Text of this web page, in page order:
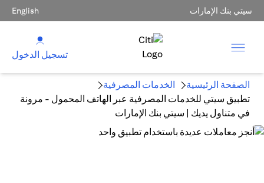
سيتي بنك الإمارات English
تسجيل الدخول
الصفحة الرئيسية
الخدمات المصرفية
تطبيق سيتي للخدمات المصرفية عبر الهاتف المحمول - مرونة
في متناول يديك | سيتي بنك الإمارات